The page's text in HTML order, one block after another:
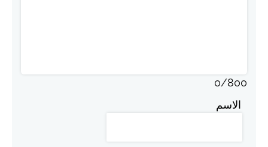
0/800
الاسم